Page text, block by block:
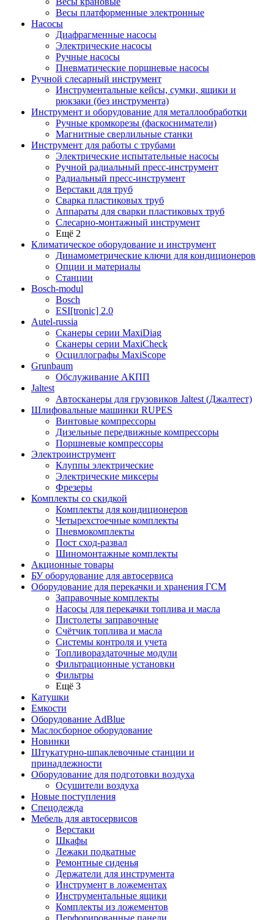
Весы платформенные электронные
Насосы
Диафрагменные насосы
Электрические насосы
Ручные насосы
Пневматические поршневые насосы
Ручной слесарный инструмент
Инструментальные кейсы, сумки, ящики и
рюкзаки (без инструмента)
Инструмент и оборудование для металлообработки
Ручные кромкорезы (фаскосниматели)
Магнитные сверлильные станки
Инструмент для работы с трубами
Электрические испытательные насосы
Ручной радиальный пресс-инструмент
Радиальный пресс-инструмент
Верстаки для труб
Сварка пластиковых труб
Аппараты для сварки пластиковых труб
Слесарно-монтажный инструмент
Ещё 2
Климатическое оборудование и инструмент
Динамометрические ключи для кондиционеров
Опции и материалы
Станции
Bosch-modul
Bosch
ESI[tronic] 2.0
Autel-russia
Сканеры серии MaxiDiag
Сканеры серии MaxiCheck
Осциллографы MaxiScope
Grunbaum
Обслуживание АКПП
Jaltest
Автосканеры для грузовиков Jaltest (Джалтест)
Шлифовальные машинки RUPES
Винтовые компрессоры
Дизельные передвижные компрессоры
Поршневые компрессоры
Электроинструмент
Клуппы электрические
Электрические миксеры
Фрезеры
Комплекты со скидкой
Комплекты для кондиционеров
Четырехстоечные комплекты
Пневмокомплекты
Пост сход-развал
Шиномонтажные комплекты
Акционные товары
БУ оборудование для автосервиса
Оборудование для перекачки и хранения ГСМ
Заправочные комплекты
Насосы для перекачки топлива и масла
Пистолеты заправочные
Счётчик топлива и масла
Системы контроля и учета
Топливораздаточные модули
Фильтрационные установки
Фильтры
Ещё 3
Катушки
Емкости
Оборудование AdBlue
Маслосборное оборудование
Новинки
Штукатурно-шпаклевочные станции и
принадлежности
Оборудование для подготовки воздуха
Осушители воздуха
Новые поступления
Спецодежда
Мебель для автосервисов
Верстаки
Шкафы
Лежаки подкатные
Ремонтные сиденья
Держатели для инструмента
Инструмент в ложементах
Инструментальные ящики
Комплекты из ложементов
Перфорированные панели